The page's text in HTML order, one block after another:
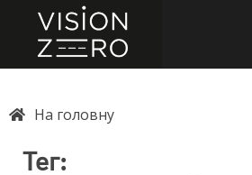
На головну
Тег: